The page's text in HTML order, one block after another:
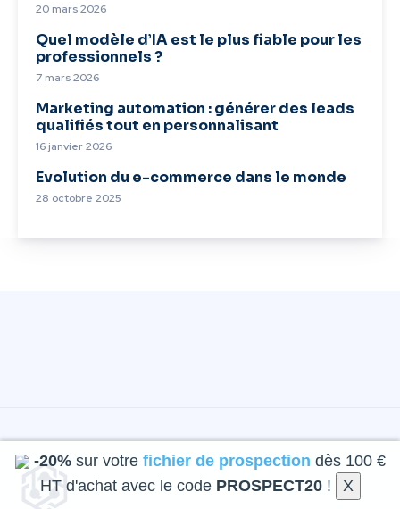
20 mars 2026
Quel modèle d’IA est le plus fiable pour les
professionnels ?
7 mars 2026
Marketing automation : générer des leads
qualifiés tout en personnalisant
16 janvier 2026
Evolution du e-commerce dans le monde
28 octobre 2025
-20%sur votre fichier de prospection dès 100 €
HT d'achat avec le code PROSPECT20! X